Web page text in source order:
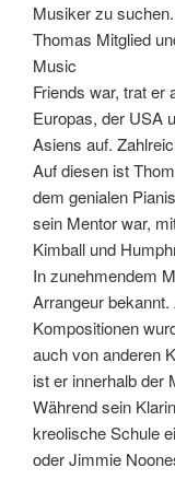
Musiker zu
Thomas Mitglied
Music
Friends war, trat er
Europas, der USA
Asiens auf.
Auf diesen ist
dem genialen
sein Mentor war,
Kimball und
In zunehmendem
Arrangeur
Kompositionen
auch von anderen
ist er innerhalb der
Während sein
kreolische Schule
oder Jimmie